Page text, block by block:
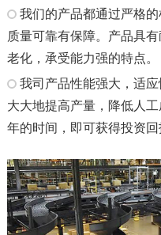
我们的产品都通过严格
质量可靠有保障。产品具
老化，承受能力强的特点。
我司产品性能强大，适
大大地提高产量，降低人
年的时间，即可获得投资回